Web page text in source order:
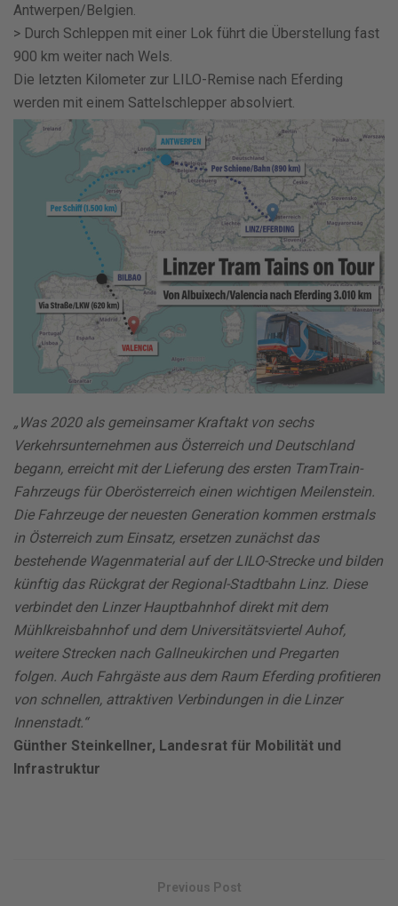
Antwerpen/Belgien.
> Durch Schleppen mit einer Lok führt die Überstellung fast
900 km weiter nach Wels.
Die letzten Kilometer zur LILO-Remise nach Eferding
werden mit einem Sattelschlepper absolviert.
„Was 2020 als gemeinsamer Kraftakt von sechs
Verkehrsunternehmen aus Österreich und Deutschland
begann, erreicht mit der Lieferung des ersten TramTrain-
Fahrzeugs für Oberösterreich einen wichtigen Meilenstein.
Die Fahrzeuge der neuesten Generation kommen erstmals
in Österreich zum Einsatz, ersetzen zunächst das
bestehende Wagenmaterial auf der LILO-Strecke und bilden
künftig das Rückgrat der Regional-Stadtbahn Linz. Diese
verbindet den Linzer Hauptbahnhof direkt mit dem
Mühlkreisbahnhof und dem Universitätsviertel Auhof,
weitere Strecken nach Gallneukirchen und Pregarten
folgen. Auch Fahrgäste aus dem Raum Eferding profitieren
von schnellen, attraktiven Verbindungen in die Linzer
Innenstadt.“
Günther Steinkellner, Landesrat für Mobilität und
Infrastruktur
Previous Post